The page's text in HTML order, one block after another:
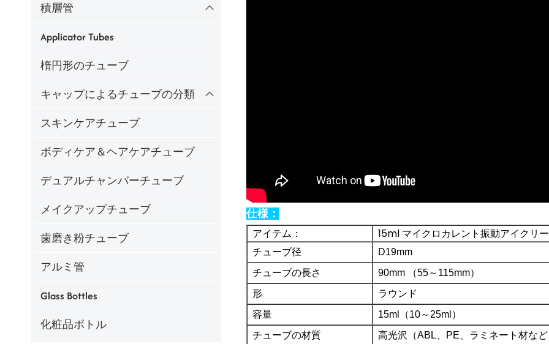
積層管
Applicator Tubes
楕円形のチューブ
キャップによるチューブの分類
スキンケアチューブ
ボディケア＆ヘアケアチューブ
デュアルチャンバーチューブ
メイクアップチューブ
歯磨き粉チューブ
アルミ管
Glass Bottles
化粧品ボトル
仕様：
アイテム： 15ml マイクロカレント振動アイクリ
チューブ径
D19mm
チューブの長さ
90mm
（55～115mm）
形
ラウンド
容量
15ml（10～25ml）
チューブの材質
高光沢（ABL、PE、ラミネート材など